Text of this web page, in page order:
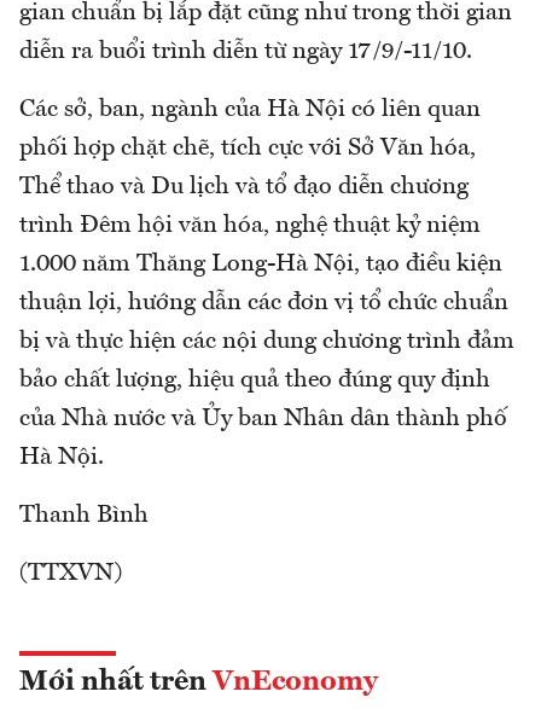
gian chuẩn bị lắp đặt cũng như trong thời gian
diễn ra buổi trình diễn từ ngày 17/9/-11/10.
Các sở, ban, ngành của Hà Nội có liên quan
phối hợp chặt chẽ, tích cực với Sở Văn hóa,
Thể thao và Du lịch và tổ đạo diễn chương
trình Đêm hội văn hóa, nghệ thuật kỷ niệm
1.000 năm Thăng Long-Hà Nội, tạo điều kiện
thuận lợi, hướng dẫn các đơn vị tổ chức chuẩn
bị và thực hiện các nội dung chương trình đảm
bảo chất lượng, hiệu quả theo đúng quy định
của Nhà nước và Ủy ban Nhân dân thành phố
Hà Nội.
Thanh Bình
(TTXVN)
Mới nhất trên VnEconomy